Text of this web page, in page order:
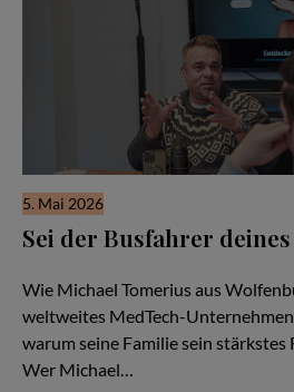
5. Mai 2026
Sei der Busfahrer
Wie Michael Tomerius aus
weltweites MedTech-
warum seine Familie sein stärkstes
Wer Michael…